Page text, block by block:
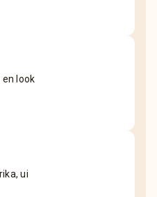
look
ui